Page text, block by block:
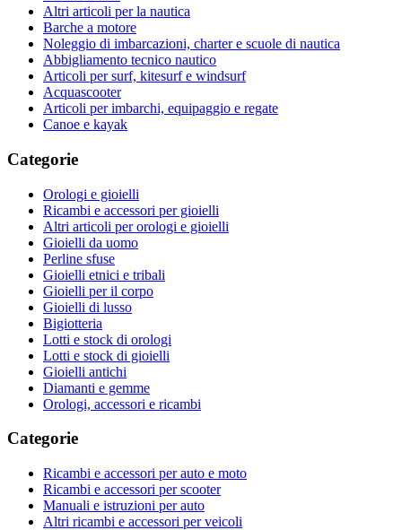
Altri articoli per la nautica
Barche a motore
Noleggio di imbarcazioni, charter e scuole di nautica
Abbigliamento tecnico nautico
Articoli per surf, kitesurf e windsurf
Acquascooter
Articoli per imbarchi, equipaggio e regate
Canoe e kayak
Categorie
Orologi e gioielli
Ricambi e accessori per gioielli
Altri articoli per orologi e gioielli
Gioielli da uomo
Perline sfuse
Gioielli etnici e tribali
Gioielli per il corpo
Gioielli di lusso
Bigiotteria
Lotti e stock di orologi
Lotti e stock di gioielli
Gioielli antichi
Diamanti e gemme
Orologi, accessori e ricambi
Categorie
Ricambi e accessori per auto e moto
Ricambi e accessori per scooter
Manuali e istruzioni per auto
Altri ricambi e accessori per veicoli